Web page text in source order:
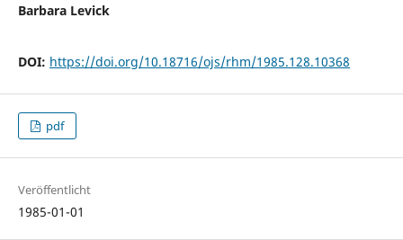
Barbara Levick
DOI: https://doi.org/10.18716/ojs/rhm/1985.128.10368
pdf
Veröffentlicht
1985-01-01